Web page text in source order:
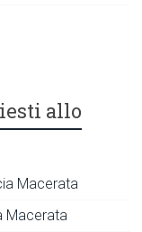
allo
Macerata
Macerata